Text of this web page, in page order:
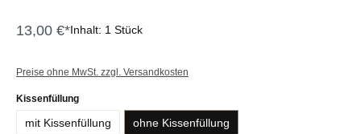
13,00 €*Inhalt: 1 Stück
Preise ohne MwSt. zzgl. Versandkosten
Kissenfüllungauswählen
mit Kissenfüllung ohne Kissenfüllung